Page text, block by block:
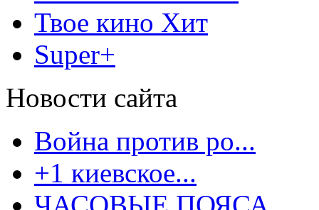
Твое кино Хит
Super+
Новости сайта
Война против ро...
+1 киевское...